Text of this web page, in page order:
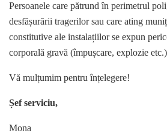
Persoanele care pătrund în perimetrul
desfășurării tragerilor sau care ating
constitutive ale instalațiilor se expun
corporală gravă (împușcare, explozie
Vă mulțumim pentru înțelegere!
Șef serviciu,
Mona